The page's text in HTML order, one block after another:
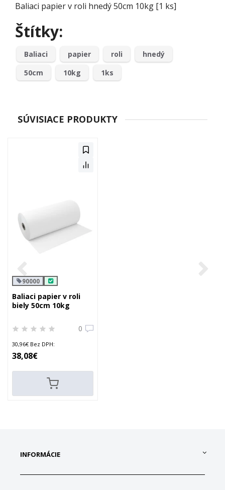
Baliaci papier v roli hnedý 50cm 10kg [1 ks]
Štítky:
Baliaci papier roli
hnedý
50cm
10kg 1ks
SÚVISIACE PRODUKTY
90000
Baliaci papier v roli
biely 50cm 10kg
0
30,96€ Bez DPH:
38,08€
INFORMÁCIE